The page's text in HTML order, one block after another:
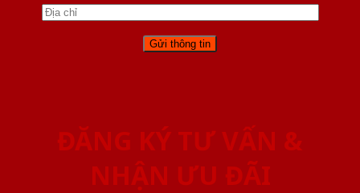
ĐĂNG KÝ TƯ VẤN &
NHẬN ƯU ĐÃI